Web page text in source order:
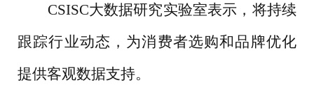
CSISC大数据研究实验室表示，将持续
跟踪行业动态，为消费者选购和品牌优化
提供客观数据支持。